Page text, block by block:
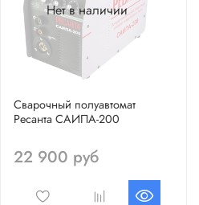
Нет в наличии
Сварочный полуавтомат
Ресанта САИПА-200
22 900 руб